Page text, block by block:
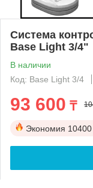
Система
Base Light 3/4"
В наличии
Код: Base Light 3/4
93 600 ₸
Экономия